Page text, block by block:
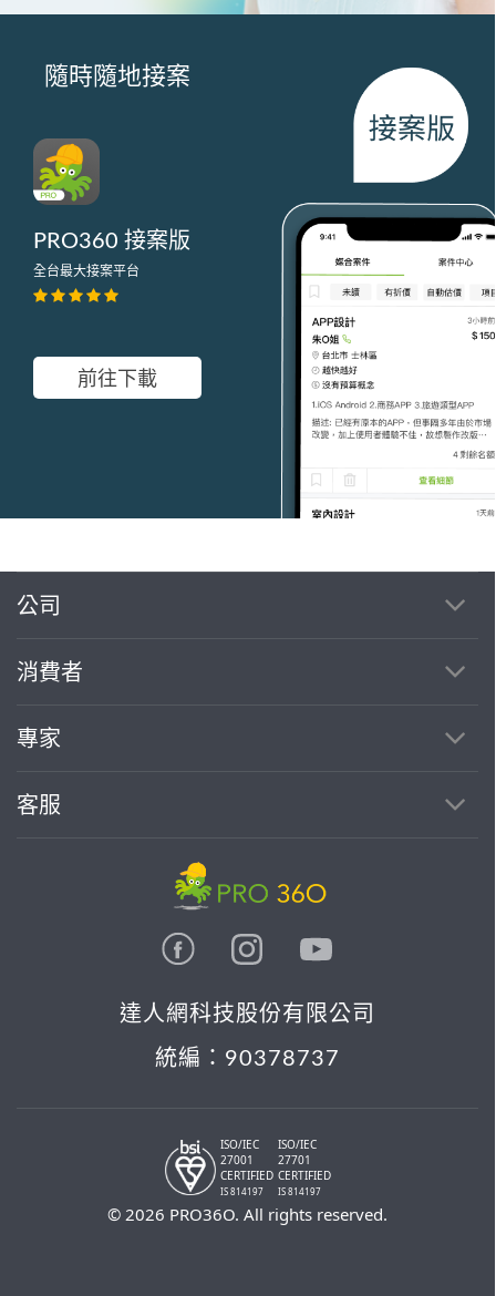
隨時隨地接案
PRO360 接案版
全台最大接案平台
前往下載
公司
消費者
專家
客服
達人網科技股份有限公司
統編：90378737
ISO/IEC
27001
CERTIFIED
IS 814197
ISO/IEC
27701
CERTIFIED
IS 814197
© 2026 PRO36O. All rights reserved.
繼續完成